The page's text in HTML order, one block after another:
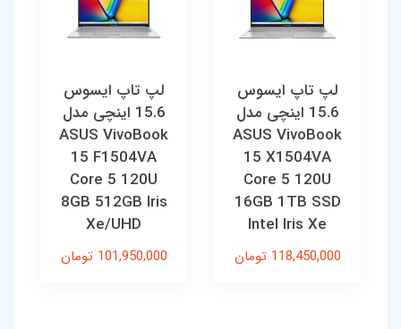
لپ تاپ ایسوس
15.6 اینچی مدل
ASUS VivoBook
15 X1504VA
Core 5 120U
16GB 1TB SSD
Intel Iris Xe
118,450,000 تومان
لپ تاپ ایسوس
15.6 اینچی مدل
ASUS VivoBook
15 F1504VA
Core 5 120U
8GB 512GB Iris
Xe/UHD
101,950,000 تومان